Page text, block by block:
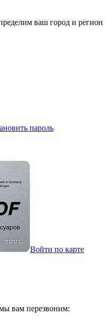
ваш город и регион
пароль
Войти по карте
вам перезвоним: